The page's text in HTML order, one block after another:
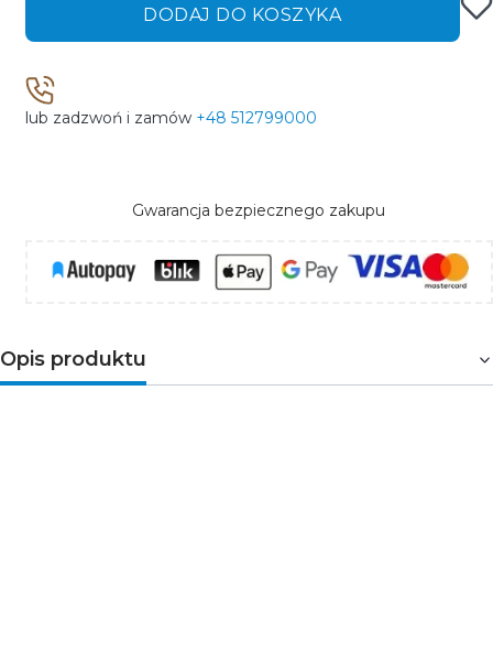
DODAJ DO KOSZYKA
lub zadzwoń i zamów +48 512799000
Gwarancja bezpiecznego zakupu
Opis produktu